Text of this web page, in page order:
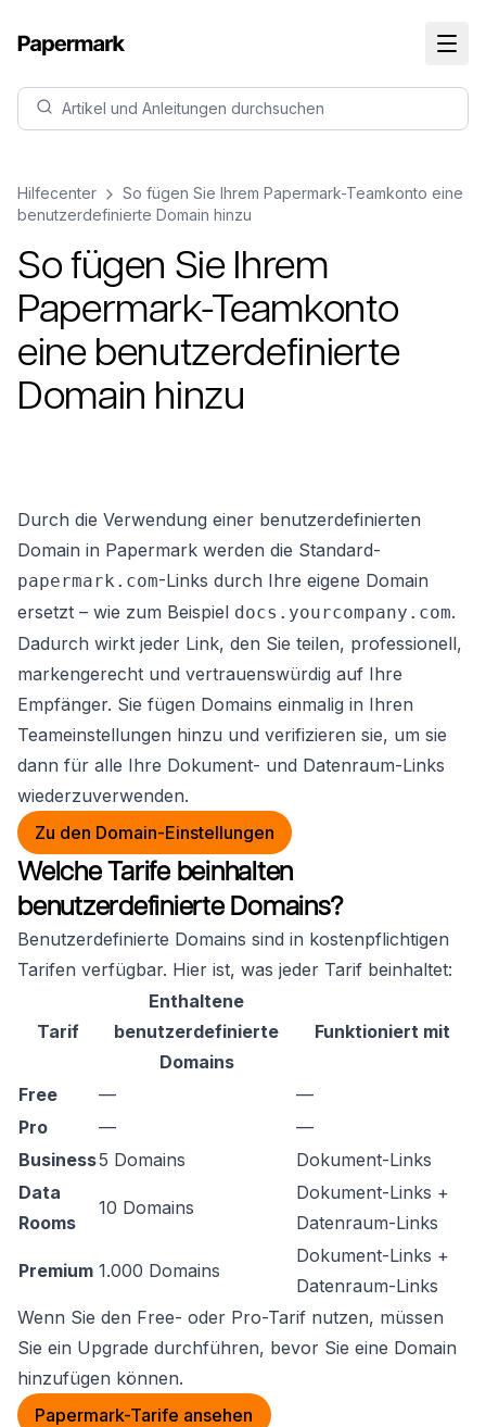
Artikel und Anleitungen durchsuchen
Hilfecenter
So fügen Sie Ihrem Papermark-Teamkonto eine
benutzerdefinierte Domain hinzu
So fügen Sie Ihrem
Papermark-Teamkonto
eine benutzerdefinierte
Domain hinzu
Durch die Verwendung einer benutzerdefinierten
Domain in Papermark werden die Standard-
papermark.com-Links durch Ihre eigene Domain
ersetzt – wie zum Beispiel docs.yourcompany.com.
Dadurch wirkt jeder Link, den Sie teilen, professionell,
markengerecht und vertrauenswürdig auf Ihre
Empfänger. Sie fügen Domains einmalig in Ihren
Teameinstellungen hinzu und verifizieren sie, um sie
dann für alle Ihre Dokument- und Datenraum-Links
wiederzuverwenden.
Zu den Domain-Einstellungen
Welche Tarife beinhalten
benutzerdefinierte Domains?
Benutzerdefinierte Domains sind in kostenpflichtigen
Tarifen verfügbar. Hier ist, was jeder Tarif beinhaltet:
Tarif
Enthaltene
benutzerdefinierte
Domains
Funktioniert mit
Free —
—
Pro
—
—
Business5 Domains
Dokument-Links
Data
Rooms
10 Domains
Dokument-Links +
Datenraum-Links
Premium 1.000 Domains
Dokument-Links +
Datenraum-Links
Wenn Sie den Free- oder Pro-Tarif nutzen, müssen
Sie ein Upgrade durchführen, bevor Sie eine Domain
hinzufügen können.
Papermark-Tarife ansehen